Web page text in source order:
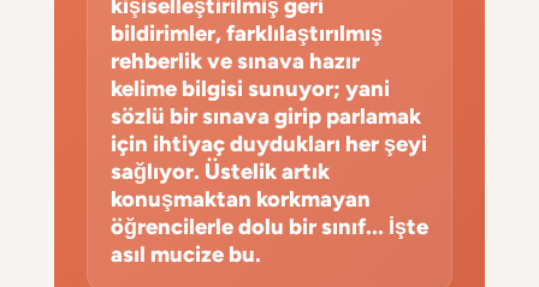
kişiselleştirilmiş geri
bildirimler, farklılaştırılmış
rehberlik ve sınava hazır
kelime bilgisi sunuyor; yani
sözlü bir sınava girip parlamak
için ihtiyaç duydukları her şeyi
sağlıyor. Üstelik artık
konuşmaktan korkmayan
öğrencilerle dolu bir sınıf... İşte
asıl mucize bu.